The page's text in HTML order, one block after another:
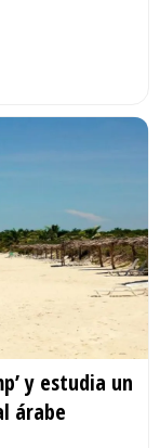
y estudia un
árabe